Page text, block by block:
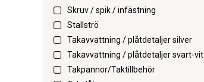
Skruv / spik / infästning
Stallströ
Takavvattning / plåtdetaljer silver
Takavvattning / plåtdetaljer svart-vit
Takpannor/Taktillbehör